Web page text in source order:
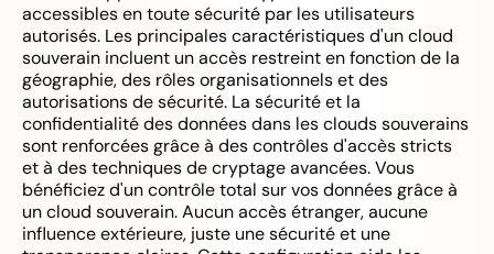
accessibles en toute sécurité par les utilisateurs
autorisés. Les principales caractéristiques d'un cloud
souverain incluent un accès restreint en fonction de la
géographie, des rôles organisationnels et des
autorisations de sécurité. La sécurité et la
confidentialité des données dans les clouds souverains
sont renforcées grâce à des contrôles d'accès stricts
et à des techniques de cryptage avancées. Vous
bénéficiez d'un contrôle total sur vos données grâce à
un cloud souverain. Aucun accès étranger, aucune
influence extérieure, juste une sécurité et une